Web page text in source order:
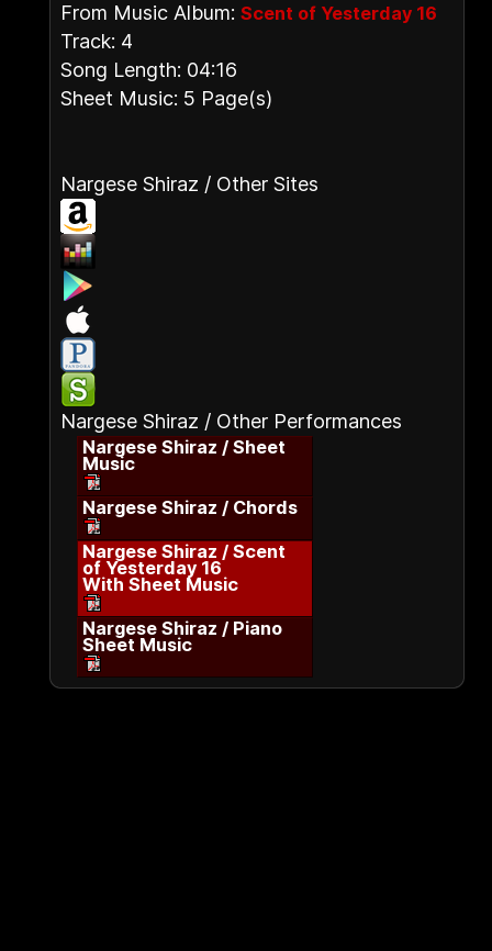
From Music Album: Scent of Yesterday 16
Track: 4
Song Length: 04:16
Sheet Music: 5 Page(s)
Nargese Shiraz / Other Sites
Nargese Shiraz / Other Performances
Nargese Shiraz / Sheet
Music
Nargese Shiraz / Chords
Nargese Shiraz / Scent
of Yesterday 16
With Sheet Music
Nargese Shiraz / Piano
Sheet Music